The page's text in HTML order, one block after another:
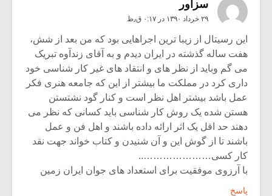
سزاور
۲۹ خرداد ۱۳۹۰ در ۰:۱۷ ق٫ظ
این رسیتال از زیبا ترین اجراهایی بود که من بعد از شش،
هفت ساله گذشته در ایران دیدم و به آقای زندآوه تبریک
می گم وباید از نظر های و انتقاد های غیر کار شناسی خود
داری کرد در مملکت ما بیشتر از این که جامعه هنری فکر
عمل باشد بیشتر اهل نظر است و کنار گود نشتستن
هستن شده یک روش کار شناسی باید کسانی که نظر می
دهند حد اقل یک اثر ارائه داده باشند و اهل فن و عمل
باشند تا از گوش این و آن شنیدن و کتاب خواند جهت نقد
کار کسی…………………..
با آرزوی موفقیت برای استعداد های جوان ایران زمین
پاسخ